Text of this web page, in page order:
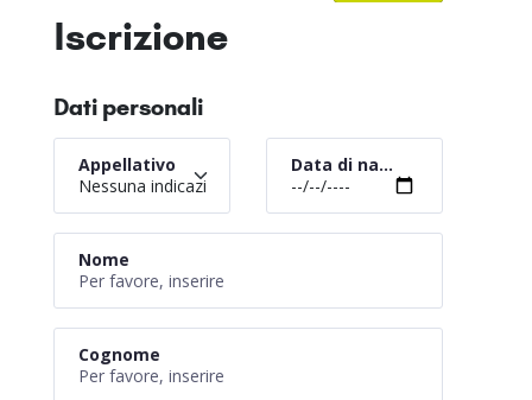
Iscrizione
Dati personali
Appellativo
Nessuna indicazione
Data di nascita
Nome
Cognome